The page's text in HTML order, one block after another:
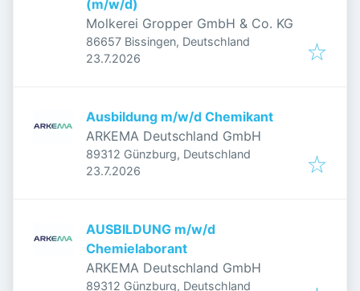
(m/w/d)
Molkerei Gropper GmbH & Co. KG
86657 Bissingen, Deutschland
Veröffentlicht
23.7.2026
Ausbildung m/w/d Chemikant
ARKEMA Deutschland GmbH
89312 Günzburg, Deutschland
Veröffentlicht
23.7.2026
AUSBILDUNG m/w/d
Chemielaborant
ARKEMA Deutschland GmbH
89312 Günzburg, Deutschland